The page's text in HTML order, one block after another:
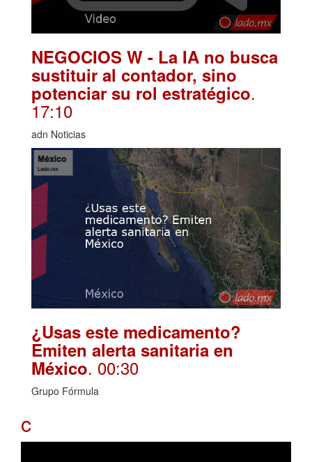
NEGOCIOS W - La IA no busca
sustituir al contador, sino
potenciar su rol estratégico.
17:10
adn Noticias
¿Usas este medicamento?
Emiten alerta sanitaria en
México. 00:30
Grupo Fórmula
c